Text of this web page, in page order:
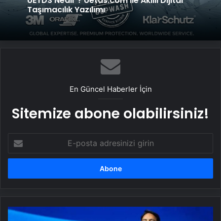
Taşımacılık Yazılımı
En Güncel Haberler İçin
Sitemize abone olabilirsiniz!
posta
adresinizi
PlayStation